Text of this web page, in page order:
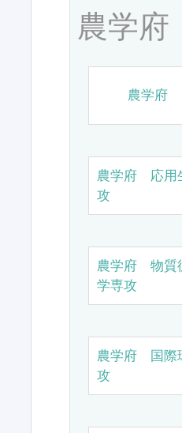
農学府
農学府
農学府 応用
攻
農学府 物質
学専攻
農学府 国際
攻